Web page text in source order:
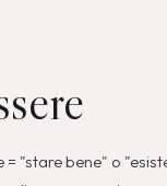
= "stare bene" o